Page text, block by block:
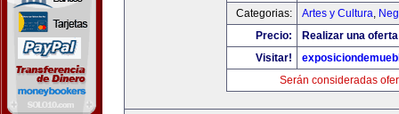
Categorias:
Artes y Cultura,
Precio:
Realizar una
Visitar!
Serán consideradas